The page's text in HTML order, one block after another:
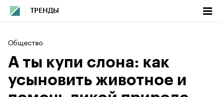
ТРЕНДЫ
Общество
А ты купи слона: как
усыновить животное и